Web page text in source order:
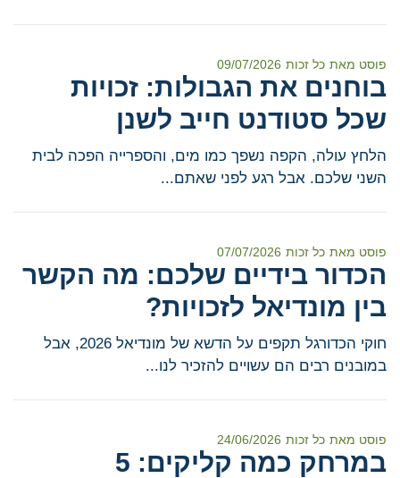
פוסט מאת כל זכות 09/07/2026
בוחנים את הגבולות: זכויות
שכל סטודנט חייב לשנן
הלחץ עולה, הקפה נשפך כמו מים, והספרייה הפכה לבית
השני שלכם. אבל רגע לפני שאתם...
פוסט מאת כל זכות 07/07/2026
הכדור בידיים שלכם: מה הקשר
בין מונדיאל לזכויות?
חוקי הכדורגל תקפים על הדשא של מונדיאל 2026, אבל
במובנים רבים הם עשויים להזכיר לנו...
פוסט מאת כל זכות 24/06/2026
במרחק כמה קליקים: 5